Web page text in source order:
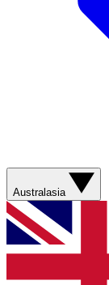
Australasia